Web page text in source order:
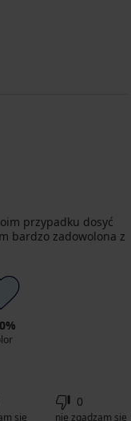
przypadku dosyć
bardzo zadowolona z
się
0
nie zgadzam się